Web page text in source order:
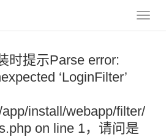
时提示Parse error:
‘LoginFilter’
install/webapp/filter/
on line 1，请问是